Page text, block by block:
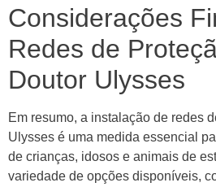
Considerações
Redes de
Doutor Ulysses
Em resumo, a instalação de redes
Ulysses é uma medida essencial
de crianças, idosos e animais de
variedade de opções disponíveis,